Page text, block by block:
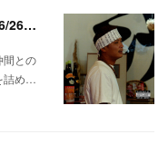
ICE-K待望の2ndアルバム『最幸人生』6/26リリース！
間との
詰め…